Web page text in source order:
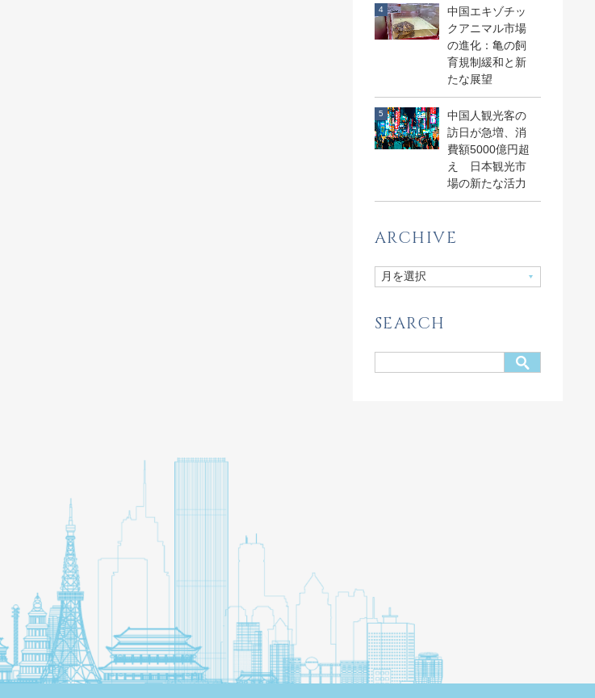
中国エキゾチッ
クアニマル市場
の進化：亀の飼
育規制緩和と新
たな展望
中国人観光客の
訪日が急増、消
費額5000億円超
え 日本観光市
場の新たな活力
ARCHIVE
SEARCH